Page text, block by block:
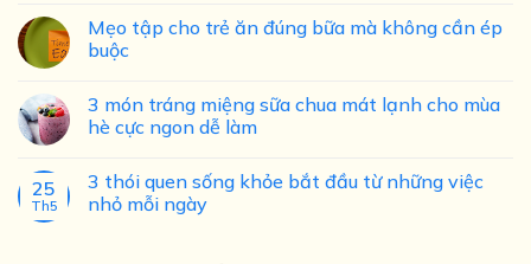
Mẹo tập cho trẻ ăn đúng bữa mà không cần ép
buộc
3 món tráng miệng sữa chua mát lạnh cho mùa
hè cực ngon dễ làm
25
Th5
3 thói quen sống khỏe bắt đầu từ những việc
nhỏ mỗi ngày